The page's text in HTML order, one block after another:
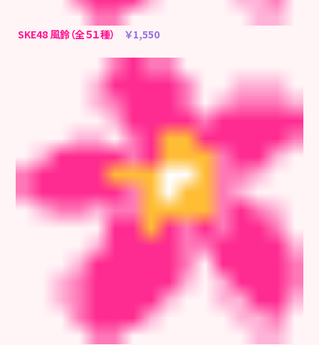
SKE48 風鈴（全５１種）￥1,550